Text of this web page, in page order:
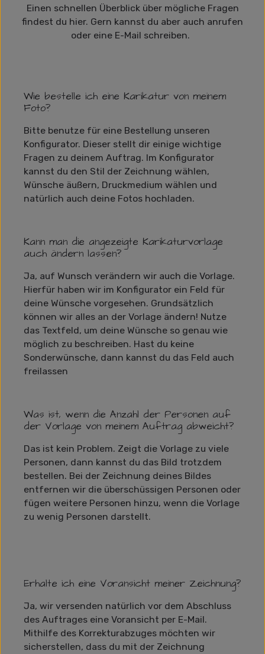
Einen schnellen Überblick über mögliche Fragen
findest du hier. Gern kannst du aber auch anrufen
oder eine E-Mail schreiben.
Wie bestelle ich eine Karikatur von meinem
Foto?
Bitte benutze für eine Bestellung unseren
Konfigurator. Dieser stellt dir einige wichtige
Fragen zu deinem Auftrag. Im Konfigurator
kannst du den Stil der Zeichnung wählen,
Wünsche äußern, Druckmedium wählen und
natürlich auch deine Fotos hochladen.
Kann man die angezeigte Karikaturvorlage
auch ändern lassen?
Ja, auf Wunsch verändern wir auch die Vorlage.
Hierfür haben wir im Konfigurator ein Feld für
deine Wünsche vorgesehen. Grundsätzlich
können wir alles an der Vorlage ändern! Nutze
das Textfeld, um deine Wünsche so genau wie
möglich zu beschreiben. Hast du keine
Sonderwünsche, dann kannst du das Feld auch
freilassen
Was ist, wenn die Anzahl der Personen auf
der Vorlage von meinem Auftrag abweicht?
Das ist kein Problem. Zeigt die Vorlage zu viele
Personen, dann kannst du das Bild trotzdem
bestellen. Bei der Zeichnung deines Bildes
entfernen wir die überschüssigen Personen oder
fügen weitere Personen hinzu, wenn die Vorlage
zu wenig Personen darstellt.
Erhalte ich eine Voransicht meiner Zeichnung?
Ja, wir versenden natürlich vor dem Abschluss
des Auftrages eine Voransicht per E-Mail.
Mithilfe des Korrekturabzuges möchten wir
sicherstellen, dass du mit der Zeichnung